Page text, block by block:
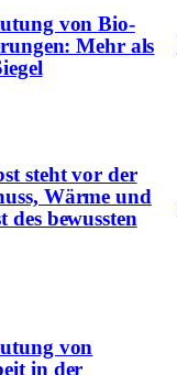
von Bio-
Mehr als
steht vor der
Wärme und
des bewussten
von
in der